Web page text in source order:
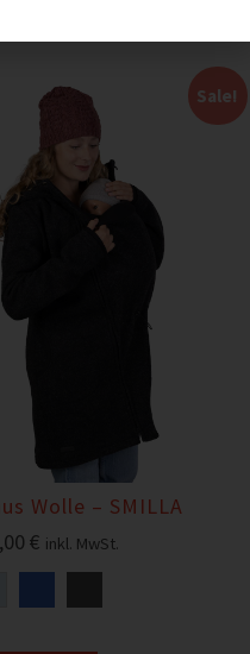
Sale!
Wolle – SMILLA
€ inkl. MwSt.